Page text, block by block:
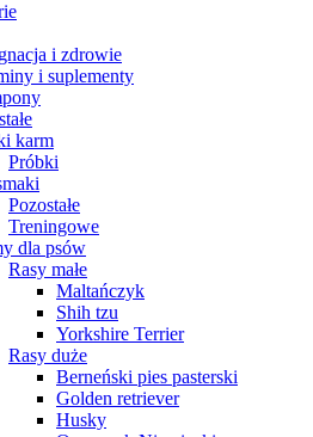
i zdrowie
i suplementy
karm
Próbki
Pozostałe
Treningowe
dla psów
Rasy małe
Maltańczyk
Shih tzu
Yorkshire Terrier
Rasy duże
Berneński pies pasterski
Golden retriever
Husky